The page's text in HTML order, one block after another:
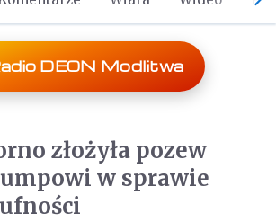
DEON Modlitwa
złożyła pozew
w sprawie